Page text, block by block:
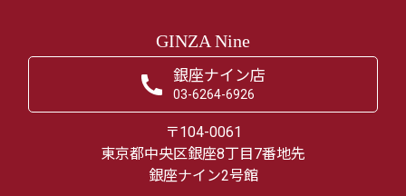
GINZA Nine
銀座ナイン店
03-6264-6926
〒104-0061
東京都中央区銀座8丁目7番地先
銀座ナイン2号館